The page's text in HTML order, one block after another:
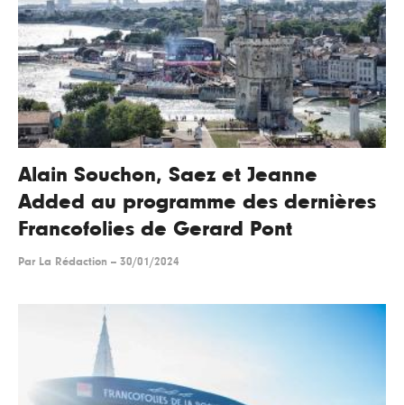
Alain Souchon, Saez et Jeanne
Added au programme des dernières
Francofolies de Gerard Pont
Par La Rédaction -- 30/01/2024